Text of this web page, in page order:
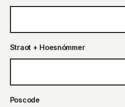
Straot + Hoesnómmer
Poscode